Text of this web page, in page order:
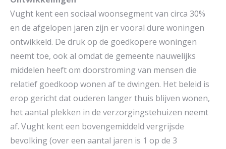
Vught kent een sociaal woonsegment van circa 30%
en de afgelopen jaren zijn er vooral dure woningen
ontwikkeld. De druk op de goedkopere woningen
neemt toe, ook al omdat de gemeente nauwelijks
middelen heeft om doorstroming van mensen die
relatief goedkoop wonen af te dwingen. Het beleid is
erop gericht dat ouderen langer thuis blijven wonen,
het aantal plekken in de verzorgingstehuizen neemt
af. Vught kent een bovengemiddeld vergrijsde
bevolking (over een aantal jaren is 1 op de 3